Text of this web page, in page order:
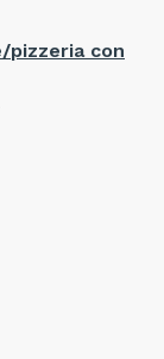
pizzeria con